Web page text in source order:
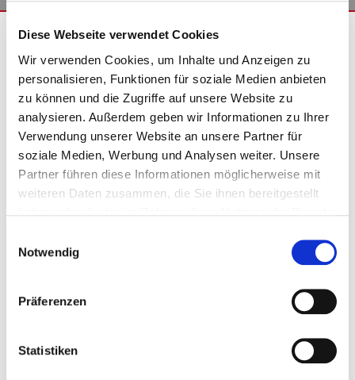
Diese Webseite verwendet Cookies
Wir verwenden Cookies, um Inhalte und Anzeigen zu
personalisieren, Funktionen für soziale Medien anbieten
zu können und die Zugriffe auf unsere Website zu
analysieren. Außerdem geben wir Informationen zu Ihrer
Verwendung unserer Website an unsere Partner für
soziale Medien, Werbung und Analysen weiter. Unsere
Partner führen diese Informationen möglicherweise mit
weiteren Daten zusammen, die Sie ihnen bereitgestellt
Notwendig
Präferenzen
Statistiken
BITTE WÄHLEN SIE EINE
KUNDENGRUPPE AUS:
Kundengruppe, damit wir passende
zurück zur Übersicht
Artikelnummer: 1069597382800010